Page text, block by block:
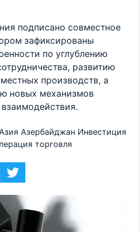
подписано совместное
зафиксированы
по углублению
развитию
производств, а
новых механизмов
Азербайджан Инвестиция
торговля